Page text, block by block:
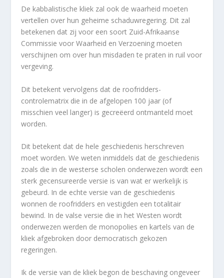
De kabbalistische kliek zal ook de waarheid moeten
vertellen over hun geheime schaduwregering. Dit zal
betekenen dat zij voor een soort Zuid-Afrikaanse
Commissie voor Waarheid en Verzoening moeten
verschijnen om over hun misdaden te praten in ruil voor
vergeving.
Dit betekent vervolgens dat de roofridders-
controlematrix die in de afgelopen 100 jaar (of
misschien veel langer) is gecreëerd ontmanteld moet
worden.
Dit betekent dat de hele geschiedenis herschreven
moet worden. We weten inmiddels dat de geschiedenis
zoals die in de westerse scholen onderwezen wordt een
sterk gecensureerde versie is van wat er werkelijk is
gebeurd. In de echte versie van de geschiedenis
wonnen de roofridders en vestigden een totalitair
bewind. In de valse versie die in het Westen wordt
onderwezen werden de monopolies en kartels van de
kliek afgebroken door democratisch gekozen
regeringen.
Ik de versie van de kliek begon de beschaving ongeveer